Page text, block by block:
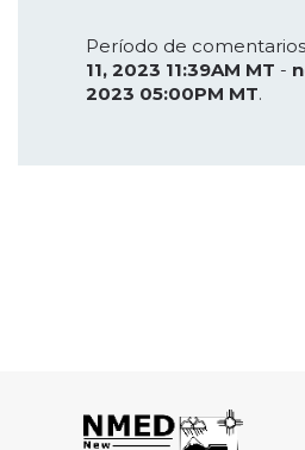
Período de
11, 2023 11:39AM MT -
2023 05:00PM MT.